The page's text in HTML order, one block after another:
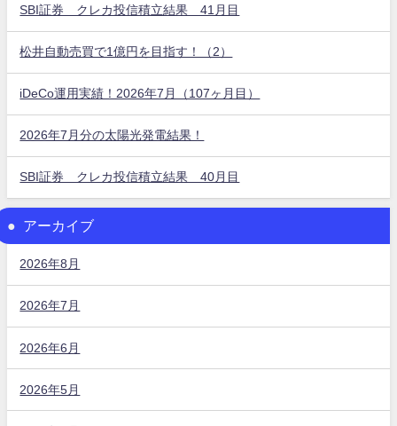
SBI証券 クレカ投信積立結果 41月目
松井自動売買で1億円を目指す！（2）
iDeCo運用実績！2026年7月（107ヶ月目）
2026年7月分の太陽光発電結果！
SBI証券 クレカ投信積立結果 40月目
アーカイブ
2026年8月
2026年7月
2026年6月
2026年5月